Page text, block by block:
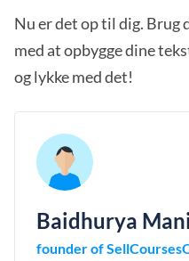
Nu er det op til dig.
med at opbygge dine
og lykke med det!
Baidhurya Mani
founder of